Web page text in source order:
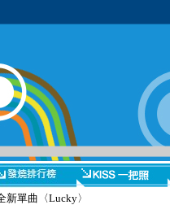
單曲〈Lucky〉